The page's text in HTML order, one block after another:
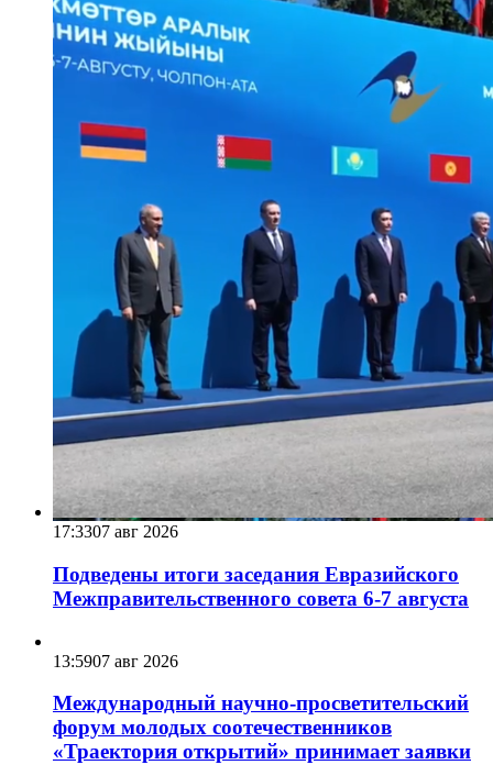
17:3307 авг 2026
Подведены итоги заседания Евразийского
Межправительственного совета 6-7 августа
13:5907 авг 2026
Международный научно-просветительский
форум молодых соотечественников
«Траектория открытий» принимает заявки